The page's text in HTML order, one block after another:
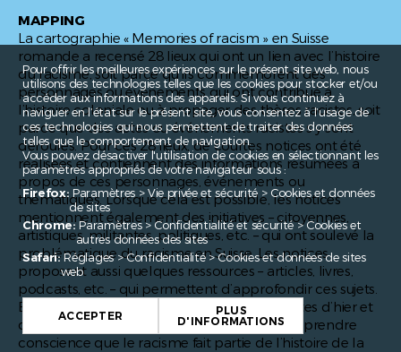
MAPPING
La cartographie « Memories of racism » en Suisse
romande a recensé 28 lieux qui ont un lien avec l’histoire
du racisme, soit parce qu’ils commémorent des
personnages ou événements qui ont contribué à
l’histoire coloniale ou à propager des thèses racistes, soit
parce que des actes ou événements racistes s’y sont
déroulés. Pour ces 28 lieux, de courtes notices ont été
réalisées et contiennent des informations résumées à
propos de ces personnages, événements ou
thématiques. Lorsque cela est possible, les notices
mentionnent également des initiatives – citoyennes,
artistiques, militantes, politiques, etc. – qui ont soulevé la
problématique du racisme en Suisse. Les notices
proposent aussi quelques ressources – articles, livres,
podcasts, etc. – qui permettent d’approfondir ces sujets.
En rendant visible les actes et les idées racistes d’hier et
d’aujourd’hui, cette cartographie permet de prendre
conscience que le racisme fait partie de l’histoire de la
+
−
Leaflet
Pour offrir les meilleures expériences sur le présent site web, nous
utilisons des technologies telles que les cookies pour stocker et/ou
accéder aux informations des appareils. Si vous continuez à
naviguer en l’état sur le présent site, vous consentez à l’usage de
ces technologies qui nous permettent de traiter des données
telles que le comportement de navigation.
Vous pouvez désactiver l'utilisation de cookies en sélectionnant les
paramètres appropriés de votre navigateur sous :
Firefox: Paramètres > Vie privée et sécurité > Cookies et données
de sites
Chrome:Paramètres > Confidentialité et sécurité > Cookies et
autres données des sites
Safari:Réglages > Confidentialité > Cookies et données de sites
web
ACCEPTER PLUS
D'INFORMATIONS